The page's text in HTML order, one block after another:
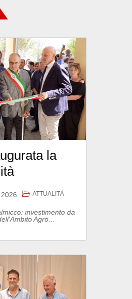
la
ATTUALITÀ
investimento da
Agro...